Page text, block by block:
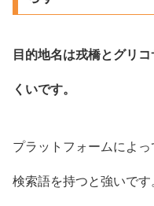
目的地名は戎橋とグリ
くいです。
プラットフォームによ
検索語を持つと強いです